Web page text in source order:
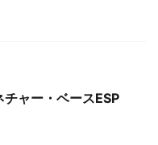
ャー・ベースESP